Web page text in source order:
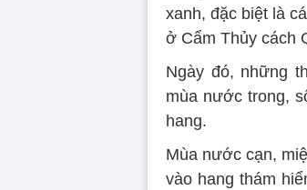
xanh, đặc biệt là
ở Cẩm Thủy cách
Ngày đó, những
mùa nước trong,
hang.
Mùa nước cạn,
vào hang thám